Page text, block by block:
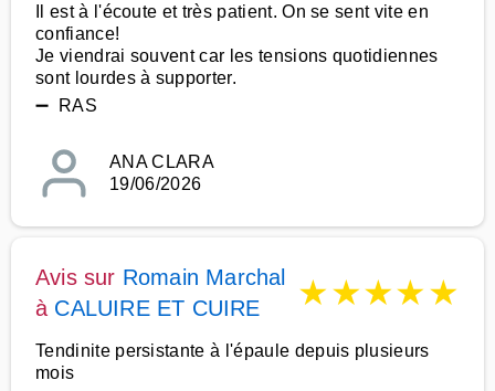
Il est à l'écoute et très patient. On se sent vite en
confiance!
Je viendrai souvent car les tensions quotidiennes
sont lourdes à supporter.
➖ RAS
ANA CLARA
19/06/2026
Avis sur Romain Marchal
à CALUIRE ET CUIRE ★★★★★
Tendinite persistante à l'épaule depuis plusieurs
mois